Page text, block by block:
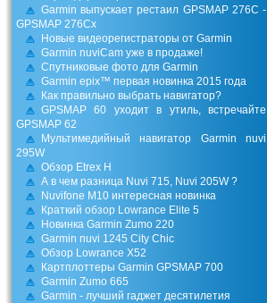
Garmin выпускает рестаил GPSMAP 276C -
GPSMAP 276Cx
Новые видеорегистраторы от Garmin
Garmin nuviCam уже в продаже!
Спутниковые фото для Garmin
Garmin epix™ первая новинка 2015 года
Как правильно выбрать навигатор?
GPSMAP 60 уходит в утиль, встречайте
GPSMAP 62
Мультимедийный навигатор Garmin nuvi
295W
Обзор Etrex H
А в чем разница Nuvi 715, Nuvi 205W ?
Nuvifone M10 интересная новинка
Краткий обзор Lowrance Elite 5
Новинка Garmin Zumo 220
Garmin nuvi 1245 City Chic
Обзор Lowrance X52
Картплоттеры Garmin GPSMAP 700
Garmin Zumo 665
Garmin - лучший гаджет десятилетия